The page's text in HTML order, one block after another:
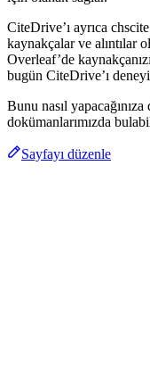
CiteDrive’ı ayrıca
kaynakçalar ve alıntılar
Overleaf’de
bugün CiteDrive’ı
Bunu nasıl
dokümanlarımızda
Sayfayı düzenle